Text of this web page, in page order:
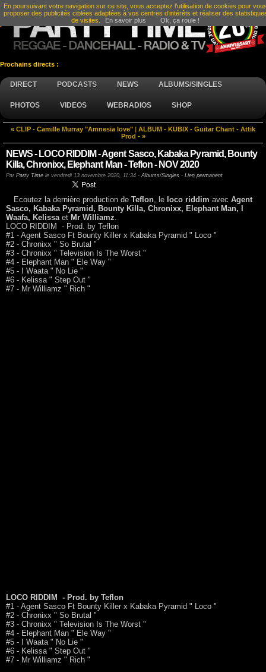
Prochains directs :
DIRECT PODCASTS NEWS ALBUMS/SINGLES
PHOTOS VIDEOS WEBRADIOS SHOP
« CLIP - Camille Murray "Amnesia love"
ALBUM - KUBIX - Guitar Chant - Attik
Prod - »
NEWS - LOCO RIDDIM - Agent Sasco, Kabaka Pyramid, Bounty
Killa, Chronixx, Elephant Man - Teflon - NOV 2020
Par Party Time le vendredi 13 novembre 2020, 11:34 -Albums/Singles - Lien permanent
Ecoutez la dernière production deTeflon, le loco riddim avecAgent
Sasco, Kabaka Pyramid, Bounty Killa, Chronixx, Elephant Man, I
Waafa, Kelissa et Mr Williamz.
LOCO RIDDIM - Prod. by Teflon
#1 - Agent Sasco Ft Bounty Killer x Kabaka Pyramid " Loco "
#2 - Chronixx " So Brutal "
#3 - Chronixx " Television Is The Worst "
#4 - Elephant Man " Ele Way "
#5 - I Waata " No Lie "
#6 - Kelissa " Step Out "
#7 - Mr Williamz " Rich "
LOCO RIDDIM - Prod. by Teflon
#1 - Agent Sasco Ft Bounty Killer x Kabaka Pyramid " Loco "
#2 - Chronixx " So Brutal "
#3 - Chronixx " Television Is The Worst "
#4 - Elephant Man " Ele Way "
#5 - I Waata " No Lie "
#6 - Kelissa " Step Out "
#7 - Mr Williamz " Rich "
En poursuivant votre navigation sur ce site, vous acceptez l’utilisation de cookies pour
proposer des publicités ciblées adaptées à vos centres d’intérêts et réaliser des
de visites.
En savoir plus Ok, ça roule !